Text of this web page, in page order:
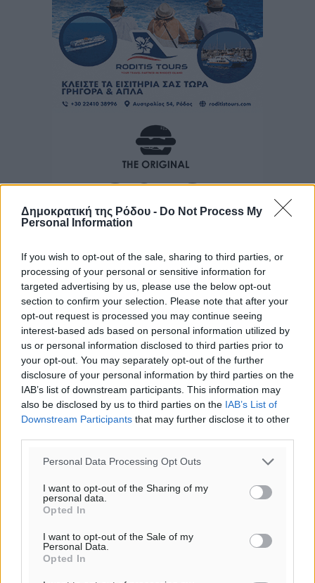
Δημοκρατική της Ρόδου - Do Not Process My
Personal Information
If you wish to opt-out of the sale, sharing to third parties, or
processing of your personal or sensitive information for
targeted advertising by us, please use the below opt-out
section to confirm your selection. Please note that after your
opt-out request is processed you may continue seeing
interest-based ads based on personal information utilized by
us or personal information disclosed to third parties prior to
your opt-out. You may separately opt-out of the further
disclosure of your personal information by third parties on the
IAB’s list of downstream participants. This information may
also be disclosed by us to third parties on the IAB’s List of
Downstream Participants that may further disclose it to other
Personal Data Processing Opt Outs
I want to opt-out of the Sharing of my
personal data.
Opted In
I want to opt-out of the Sale of my
Personal Data.
Opted In
Ροή ειδήσεων
Τριήμερο εξόδου: Πάνω από 129.000 επιβάτες
αναχωρούν από Πειραιά, Ραφήνα και Λαύριο
Ειδήσεις• πριν 6 ώρες